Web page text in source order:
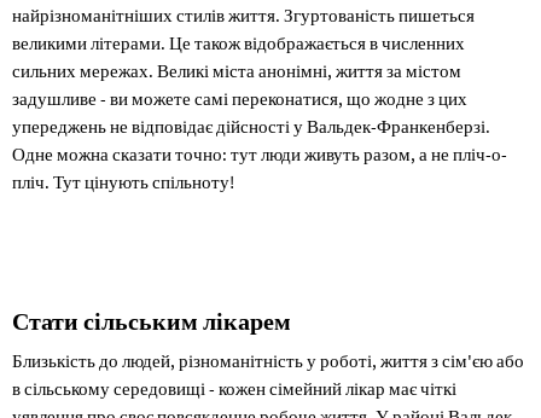
найрізноманітніших стилів життя. Згуртованість пишеться
великими літерами. Це також відображається в численних
сильних мережах. Великі міста анонімні, життя за містом
задушливе - ви можете самі переконатися, що жодне з цих
упереджень не відповідає дійсності у Вальдек-Франкенберзі.
Одне можна сказати точно: тут люди живуть разом, а не пліч-о-
пліч. Тут цінують спільноту!
Стати сільським лікарем
Близькість до людей, різноманітність у роботі, життя з сім'єю або
в сільському середовищі - кожен сімейний лікар має чіткі